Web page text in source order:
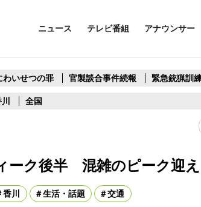
ニュース テレビ番組 アナウンサー
わいせつの罪 官製談合事件続報 緊急銃猟訓
全国
ーク後半 混雑のピーク迎
香川 生活・話題 交通